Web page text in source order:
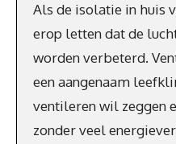
Als de isolatie in huis
erop letten dat de
worden verbeterd.
een aangenaam
ventileren wil zeggen
zonder veel